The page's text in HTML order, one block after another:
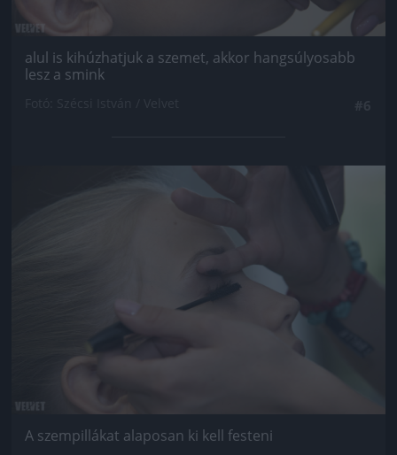
alul is kihúzhatjuk a szemet, akkor hangsúlyosabb
lesz a smink
A szempillákat alaposan ki kell festeni